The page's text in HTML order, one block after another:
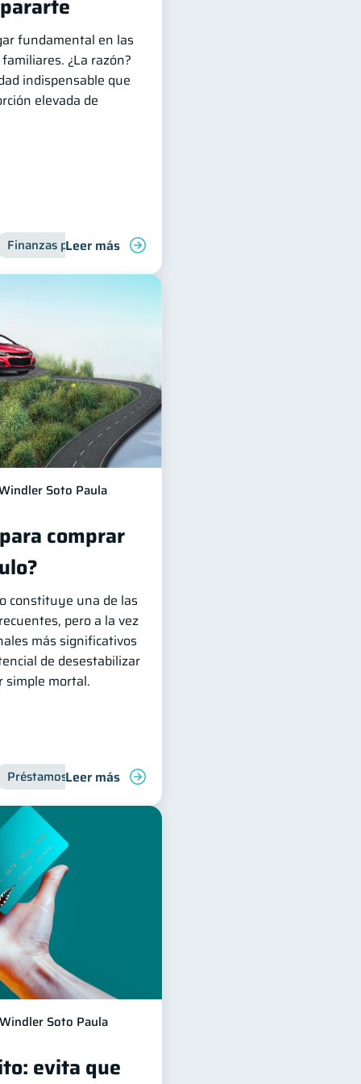
fundamental en las
¿La razón?
indispensable que
elevada de
Finanzas para jóvenes
Leer más
Soto Paula
comprar
constituye una de las
pero a la vez
más significativos
de desestabilizar
simple mortal.
Préstamos Ahorro
Leer más
Windler Soto Paula
evita que